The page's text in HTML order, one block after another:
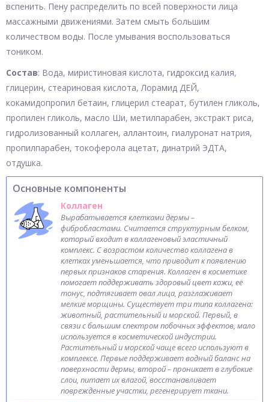
вспенить. Пену распределить по всей поверхности лица
массажными движениями. Затем смыть большим
количеством воды. После умывания воспользоваться
тоником.
Состав: Вода, миристиновая кислота, гидроксид калия,
глицерин, стеариновая кислота, Лорамид ДЕЙ,
кокамидопропил бетаин, глицерил стеарат, бутилен гликоль,
пропилен гликоль, масло Ши, метилпарабен, экстракт риса,
гидролизованный коллаген, аллантоин, гиалуронат натрия,
пропилпарабен, токоферола ацетат, динатрий ЭДТА,
отдушка.
Основные компоненты
Коллаген
Вырабатывается клетками дермы –
фибробластами. Считается структурным белком,
который входит в коллагеновый эластичный
комплекс. С возрастом количество коллагена в
клетках уменьшается, что приводит к появлению
первых признаков старения. Коллаген в косметике
помогает поддерживать здоровый цвет кожи, её
тонус, подтягивает овал лица, разглаживает
мелкие морщины. Существует три типа коллагена:
животный, растительный и морской. Первый, в
связи с большим спектром побочных эффектов, мало
используется в косметической индустрии.
Растительный и морской чаще всего используют в
комплексе. Первые поддерживает водный баланс на
поверхности дермы, второй – проникает в глубокие
слои, питает их влагой, восстанавливает
поврежденные участки, регенерирует ткани.